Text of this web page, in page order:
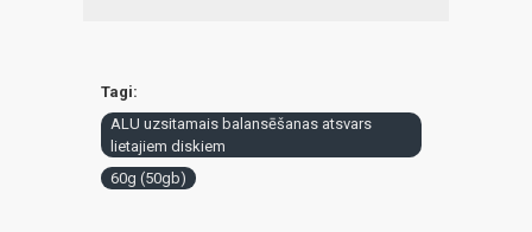
Tagi:
ALU uzsitamais balansēšanas atsvars
lietajiem diskiem
60g (50gb)